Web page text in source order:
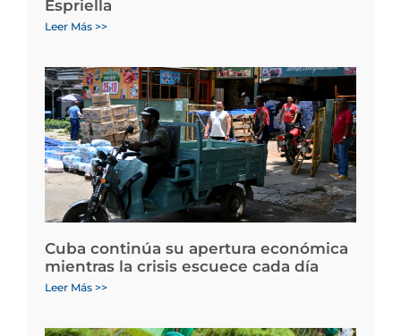
Espriella
Leer Más >>
Cuba continúa su apertura económica
mientras la crisis escuece cada día
Leer Más >>